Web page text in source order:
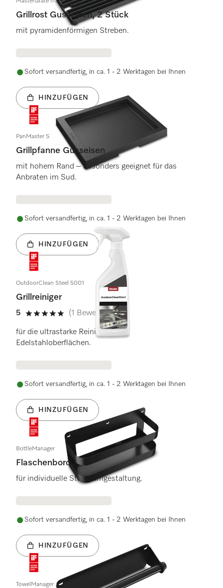
Grillrost Gusseisen, 2 Stück
mit pyramidenförmigen Streben.
Sofort versandfertig, in ca. 1 - 2 Werktagen bei Ihnen
HINZUFÜGEN
PanMaster S
Grillpfanne Gusseisen
mit hohem Rand – besonders geeignet für das
Anbraten im Sud.
Sofort versandfertig, in ca. 1 - 2 Werktagen bei Ihnen
HINZUFÜGEN
OutdoorClean Steel 5001
Grillreiniger
5
5 von 5 Sternen
(1 Bewertung)
für die ultrastarke Reinigung von
Edelstahloberflächen.
Sofort versandfertig, in ca. 1 - 2 Werktagen bei Ihnen
HINZUFÜGEN
BottleManager
Flaschenbord
für individuelle Stauraumgestaltung.
Sofort versandfertig, in ca. 1 - 2 Werktagen bei Ihnen
HINZUFÜGEN
TowelManager